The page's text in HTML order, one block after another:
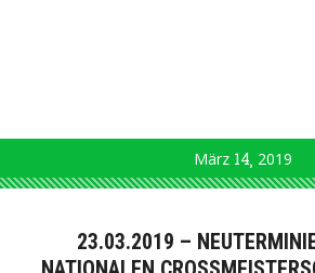
März 14 2019
23.03.2019 –